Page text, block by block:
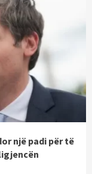
një padi për të